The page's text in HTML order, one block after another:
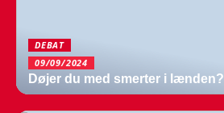
DEBAT
09/09/2024
Døjer du med smerter i lænden?